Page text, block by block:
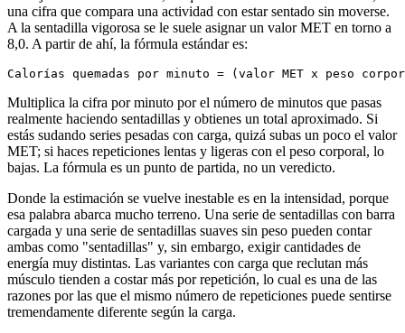
una cifra que compara una actividad con estar sentado sin moverse.
A la sentadilla vigorosa se le suele asignar un valor MET en torno a
8,0. A partir de ahí, la fórmula estándar es:
Multiplica la cifra por minuto por el número de minutos que pasas
realmente haciendo sentadillas y obtienes un total aproximado. Si
estás sudando series pesadas con carga, quizá subas un poco el valor
MET; si haces repeticiones lentas y ligeras con el peso corporal, lo
bajas. La fórmula es un punto de partida, no un veredicto.
Donde la estimación se vuelve inestable es en la intensidad, porque
esa palabra abarca mucho terreno. Una serie de sentadillas con barra
cargada y una serie de sentadillas suaves sin peso pueden contar
ambas como "sentadillas" y, sin embargo, exigir cantidades de
energía muy distintas. Las variantes con carga que reclutan más
músculo tienden a costar más por repetición, lo cual es una de las
razones por las que el mismo número de repeticiones puede sentirse
tremendamente diferente según la carga.